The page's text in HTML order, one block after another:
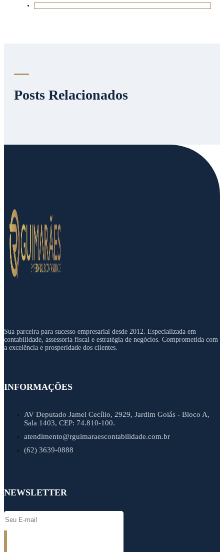
Posts Relacionados
Sua parceira para sucesso empresarial desde 2012. Especializada em
contabilidade, assessoria fiscal e estratégia de negócios. Comprometida com
a excelência e prosperidade dos clientes.
INFORMAÇÕES
AV Deputado Jamel Cecílio, 2929, Jardim Goiás - Bloco A,
Sala 1403, CEP: 74.810-100.
atendimento@rguimaraescontabilidade.com.br
(62) 3639-0888
NEWSLETTER